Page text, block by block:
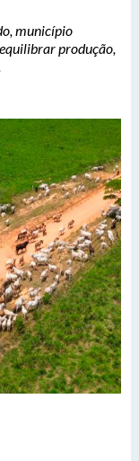
município
produção,